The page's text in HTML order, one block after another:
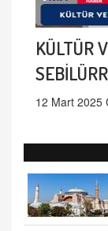
KÜLTÜR
12 Mart 2025